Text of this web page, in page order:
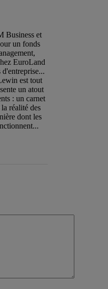
Business et
un fonds
EuroLand
est tout
un atout
: un carnet
réalité des
dont les